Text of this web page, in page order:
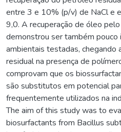
entre 3 e 10% (p/v) de NaCl e
9,0. A recuperação de óleo
demonstrou ser também pouco
ambientais testadas,
residual na presença de
comprovam que os
são substitutos em potencial
frequentemente utilizados na
The aim of this study was to
biosurfactants from Bacillus